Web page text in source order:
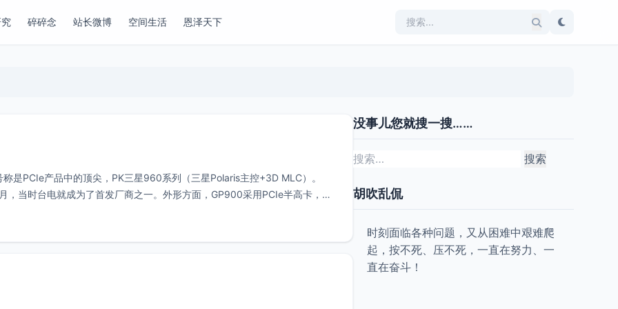
碎碎念 站长微博 空间生活 恩泽天下
是PCIe产品中的顶尖，PK三星960系列（三星Polaris主控+3D MLC）。
当时台电就成为了首发厂商之一。外形方面，GP900采用PCIe半高卡，外
没事儿您就搜一搜……
搜
胡吹乱侃
时刻面临各种问题，又从困难中艰难爬
起，按不死、压不死，一直在努力、一
直在奋斗！